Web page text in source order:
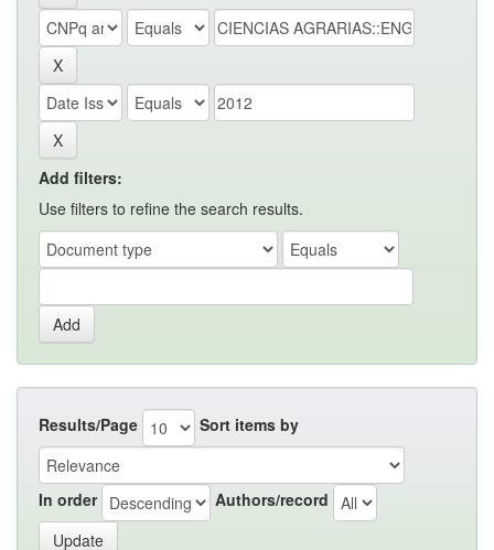
Add filters:
Use filters to refine the search results.
Results/Page Sort items by
In order Authors/record